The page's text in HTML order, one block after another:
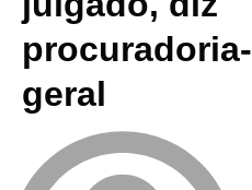
procuradoria-
geral